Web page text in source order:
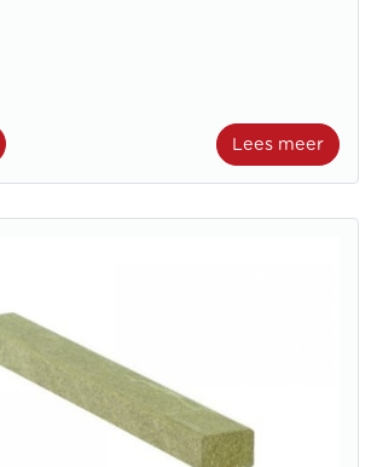
Lees meer